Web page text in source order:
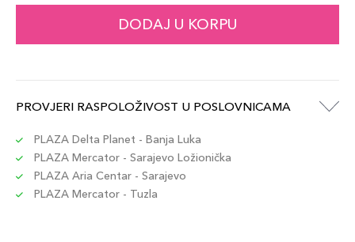
DODAJ U KORPU
PROVJERI RASPOLOŽIVOST U POSLOVNICAMA
PLAZA Delta Planet - Banja Luka
PLAZA Mercator - Sarajevo Ložionička
PLAZA Aria Centar - Sarajevo
PLAZA Mercator - Tuzla